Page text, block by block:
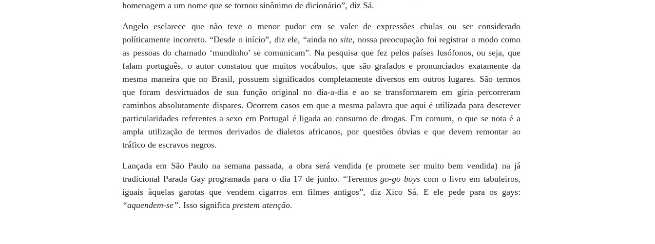
homenagem a um nome que se tornou sinônimo de dicionário”, diz Sá.
Angelo esclarece que não teve o menor pudor em se valer de expressões chulas ou ser considerado
políticamente incorreto. “Desde o início”, diz ele, “ainda nosite, nossa preocupação foi registrar o modo como
as pessoas do chamado ‘mundinho’ se comunicam”. Na pesquisa que fez pelos países lusófonos, ou seja, que
falam português, o autor constatou que muitos vocábulos, que são grafados e pronunciados exatamente da
mesma maneira que no Brasil, possuem significados completamente diversos em outros lugares. São termos
que foram desvirtuados de sua função original no dia-a-dia e ao se transformarem em gíria percorreram
caminhos absolutamente díspares. Ocorrem casos em que a mesma palavra que aqui é utilizada para descrever
particularidades referentes a sexo em Portugal é ligada ao consumo de drogas. Em comum, o que se nota é a
ampla utilização de termos derivados de dialetos africanos, por questões óbvias e que devem remontar ao
tráfico de escravos negros.
Lançada em São Paulo na semana passada, a obra será vendida (e promete ser muito bem vendida) na já
tradicional Parada Gay programada para o dia 17 de junho. “Teremosgo-go boys com o livro em tabuleiros,
iguais àquelas garotas que vendem cigarros em filmes antigos”, diz Xico Sá. E ele pede para os gays:
“aquendem-se”. Isso significaprestem atenção.